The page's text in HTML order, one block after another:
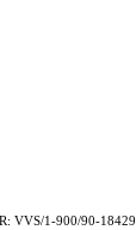
VVS/1-900/90-18429